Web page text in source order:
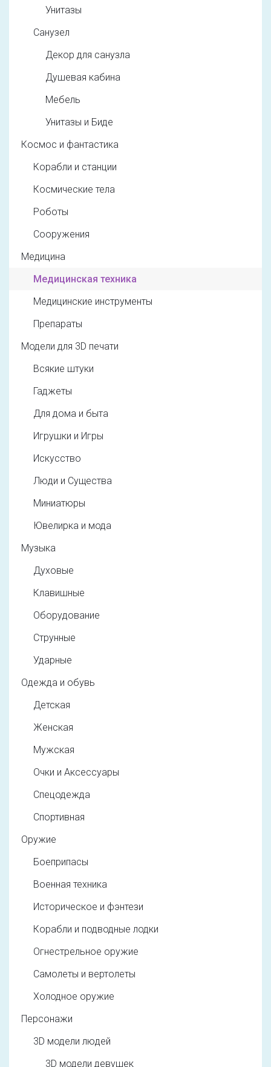
Унитазы
Санузел
Декор для санузла
Душевая кабина
Мебель
Унитазы и Биде
Космос и фантастика
Корабли и станции
Космические тела
Роботы
Сооружения
Медицина
Медицинская техника
Медицинские инструменты
Препараты
Модели для 3D печати
Всякие штуки
Гаджеты
Для дома и быта
Игрушки и Игры
Искусство
Люди и Существа
Миниатюры
Ювелирка и мода
Музыка
Духовые
Клавишные
Оборудование
Струнные
Ударные
Одежда и обувь
Детская
Женская
Мужская
Очки и Аксессуары
Спецодежда
Спортивная
Оружие
Боеприпасы
Военная техника
Историческое и фэнтези
Корабли и подводные лодки
Огнестрельное оружие
Самолеты и вертолеты
Холодное оружие
Персонажи
3D модели людей
3D модели девушек